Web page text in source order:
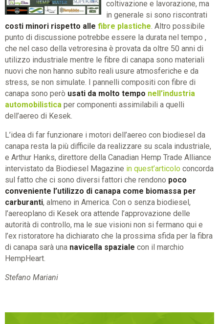
coltivazione e lavorazione, ma
in generale si sono riscontrati
costi minori rispetto alle fibre plastiche. Altro possibile
punto di discussione potrebbe essere la durata nel tempo ,
che nel caso della vetroresina è provata da oltre 50 anni di
utilizzo industriale mentre le fibre di canapa sono materiali
nuovi che non hanno subìto reali usure atmosferiche e da
stress, se non simulate. I pannelli compositi con fibre di
canapa sono però usati da molto tempo nell’industria
automobilistica per componenti assimilabili a quelli
dell’aereo di Kesek.
L’idea di far funzionare i motori dell’aereo con biodiesel da
canapa resta la più difficile da realizzare su scala industriale,
e Arthur Hanks, direttore della Canadian Hemp Trade Alliance
intervistato da Biodiesel Magazine in quest’articolo concorda
sul fatto che ci sono diversi fattori che rendono poco
conveniente l’utilizzo di canapa come biomassa per
carburanti, almeno in America. Con o senza biodiesel,
l’aereoplano di Kesek ora attende l’approvazione delle
autorità di controllo, ma le sue visioni non si fermano qui e
l’ex ristoratore ha dichiarato che la prossima sfida per la fibra
di canapa sarà una navicella spaziale con il marchio
HempHeart.
Stefano Mariani